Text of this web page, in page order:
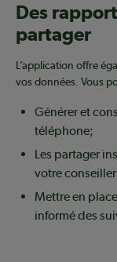
Des
partager
L’application offre
vos données. Vous
Générer et
téléphone;
Les partager
votre
Mettre en
informé des